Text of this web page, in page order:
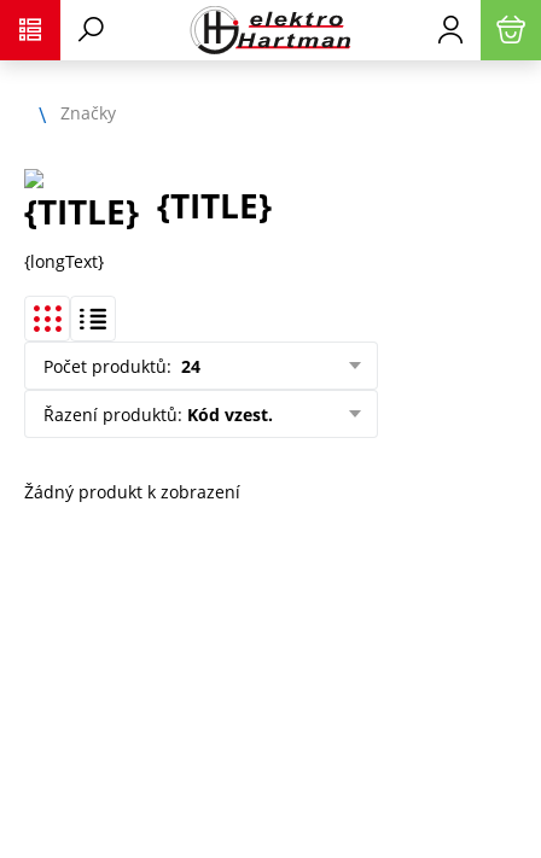
Značky
{TITLE}
{longText}
Počet produktů: 24
Řazení produktů: Kód vzest.
Žádný produkt k zobrazení